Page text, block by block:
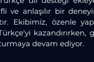
ve anlaşılır bir
Ekibimiz, özenle
kazandırırken,
devam ediyor.​